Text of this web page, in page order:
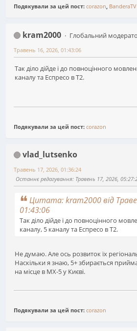
Подякували за цей пост: corazon BanderaTV
kram2000
Глобальний
Травень 16, 2026, 01:43:06
Так діло дійде і до повноцінного
каналу та Еспресо в Т2.
Подякували за цей пост: corazon
vlad_lutsenko
Травень 17, 2026, 01:36:24
Останнє редагування: Травень 17, 2026,
Цитата: kram2000 від
01:43:06
Так діло дійде і до повноцінного
каналу, 5 каналу та Еспресо в Т2.
Не думаю. Але ось розвиток їх
Наскільки я знаю, 5+ збирається
на місце в МХ-5 у Києві.
Подякували за цей пост: corazon